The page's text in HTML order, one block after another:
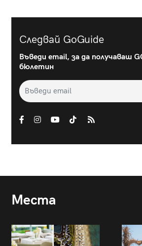
Следвай GoGuide
Въведи email, за да получаваш
бюлетин
Места